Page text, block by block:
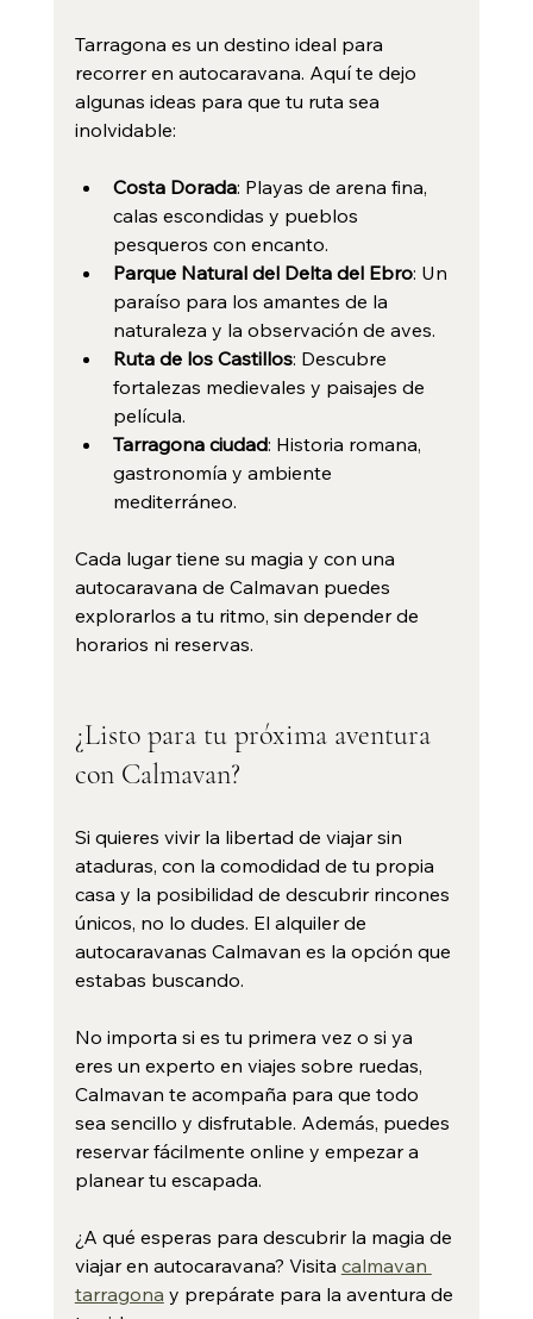
Tarragona es un destino ideal para
recorrer en autocaravana. Aquí te dejo
algunas ideas para que tu ruta sea
inolvidable:
Costa Dorada: Playas de arena fina,
calas escondidas y pueblos
pesqueros con encanto.
Parque Natural del Delta del Ebro: Un
paraíso para los amantes de la
naturaleza y la observación de aves.
Ruta de los Castillos: Descubre
fortalezas medievales y paisajes de
película.
Tarragona ciudad: Historia romana,
gastronomía y ambiente
mediterráneo.
Cada lugar tiene su magia y con una
autocaravana de Calmavan puedes
explorarlos a tu ritmo, sin depender de
horarios ni reservas.
¿Listo para tu próxima aventura
con Calmavan?
Si quieres vivir la libertad de viajar sin
ataduras, con la comodidad de tu propia
casa y la posibilidad de descubrir rincones
únicos, no lo dudes. El alquiler de
autocaravanas Calmavan es la opción que
estabas buscando.
No importa si es tu primera vez o si ya
eres un experto en viajes sobre ruedas,
Calmavan te acompaña para que todo
sea sencillo y disfrutable. Además, puedes
reservar fácilmente online y empezar a
planear tu escapada.
¿A qué esperas para descubrir la magia de
viajar en autocaravana? Visita calmavan
tarragona y prepárate para la aventura de